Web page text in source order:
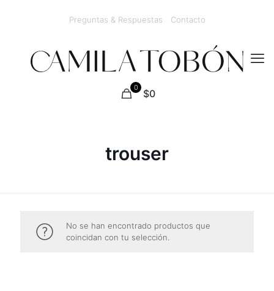
Preguntas & Respuestas Contacto
0 $0
trouser
No se han encontrado productos que
coincidan con tu selección.